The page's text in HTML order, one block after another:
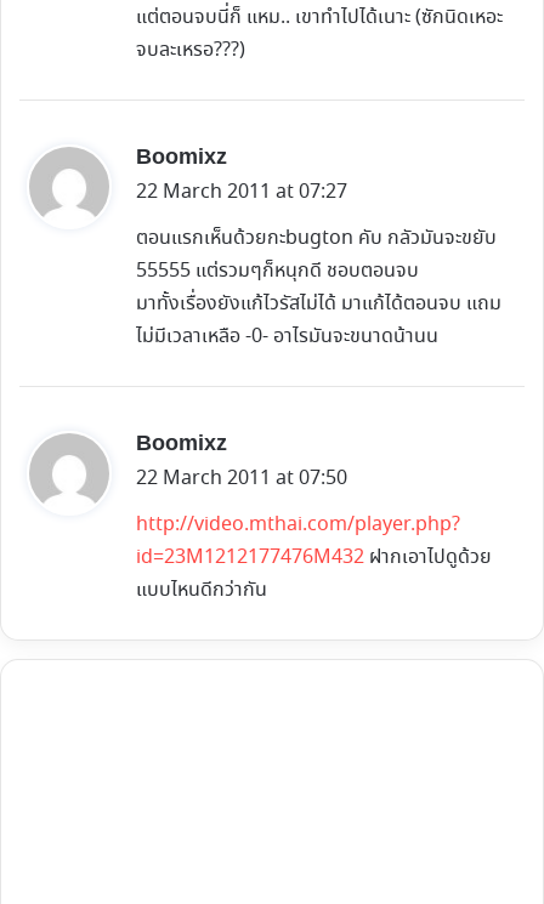
แต่ตอนจบนี่ก็ แหม.. เขาทำไปได้เนาะ (ซักนิดเหอะ
จบละเหรอ???)
Boomixz
a
:
22 March 2011 at 07:27
ตอนแรกเห็นด้วยกะbugton คับ กลัวมันจะขยับ
55555 แต่รวมๆก็หนุกดี ชอบตอนจบ
มาทั้งเรื่องยังแก้ไวรัสไม่ได้ มาแก้ได้ตอนจบ แถม
ไม่มีเวลาเหลือ -0- อาไรมันจะขนาดน้านน
Boomixz
a
s
:
22 March 2011 at 07:50
http://video.mthai.com/player.php?
id=23M1212177476M432 ฝากเอาไปดูด้วย
แบบไหนดีกว่ากัน